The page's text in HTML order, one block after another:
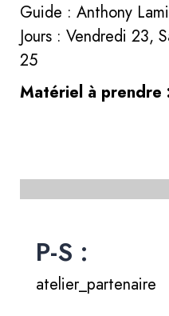
Guide : Anthony
Jours : Vendredi 23,
25
Matériel à prendre
P-S :
atelier_partenaire